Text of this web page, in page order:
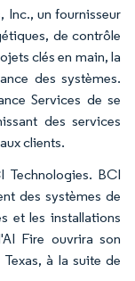
Inc., un fournisseur
de contrôle
clés en main, la
des systèmes.
Services de se
des services
clients.
Technologies. BCI
des systèmes de
et les installations
Fire ouvrira son
à la suite de